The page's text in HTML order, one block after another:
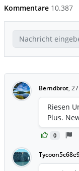
Kommentare 10.387
Berndbrot,
0
Riesen
Plus.